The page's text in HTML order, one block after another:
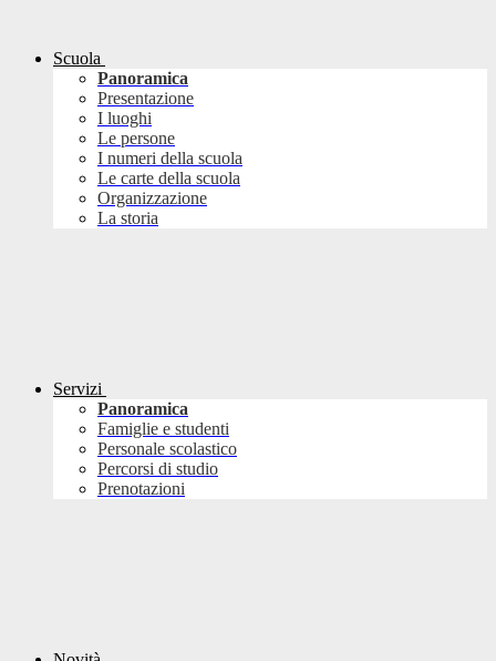
Scuola
Panoramica
Presentazione
I luoghi
Le persone
I numeri della scuola
Le carte della scuola
Organizzazione
La storia
Servizi
Panoramica
Famiglie e studenti
Personale scolastico
Percorsi di studio
Prenotazioni